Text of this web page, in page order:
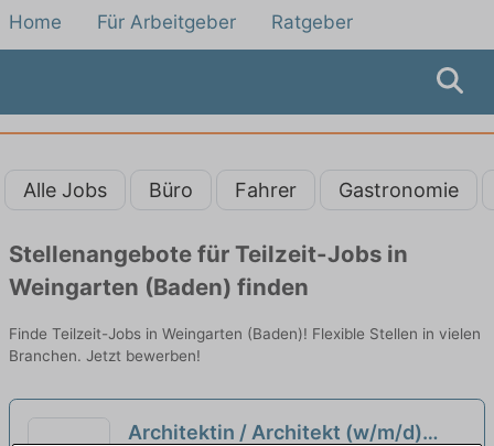
Home Für Arbeitgeber Ratgeber
Alle Jobs Büro Fahrer Gastronomie
Stellenangebote für Teilzeit-Jobs in
Weingarten (Baden) finden
Finde Teilzeit-Jobs in Weingarten (Baden)! Flexible Stellen in vielen
Branchen. Jetzt bewerben!
Architektin / Architekt (w/m/d)